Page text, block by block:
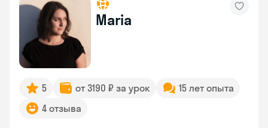
Maria
5 от 3190 ₽ за урок
15 лет опыта
4 отзыва